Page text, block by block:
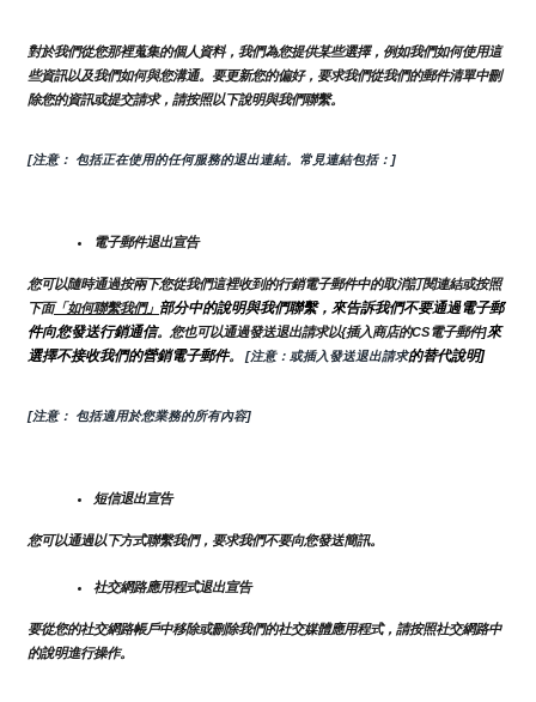
對於我們從您那裡蒐集的個人資料，我們為您提供某些選擇，例如我們如何使用這
些資訊以及我們如何與您溝通。要更新您的偏好，要求我們從我們的郵件清單中刪
除您的資訊或提交請求，請按照以下說明與我們聯繫。
[注意： 包括正在使用的任何服務的退出連結。常見連結包括：]
電子郵件退出宣告
您可以隨時通過按兩下您從我們這裡收到的行銷電子郵件中的取消訂閱連結或按照
下面「如何聯繫我們」 部分中的說明與我們聯繫，來告訴我們不要通過電子郵
件向您發送行銷通信。您也可以通過發送退出請求以{插入商店的CS電子郵件]來
選擇不接收我們的營銷電子郵件。 [注意：或插入發送退出請求的替代說明]
[注意： 包括適用於您業務的所有內容]
短信退出宣告
您可以通過以下方式聯繫我們，要求我們不要向您發送簡訊。
社交網路應用程式退出宣告
要從您的社交網路帳戶中移除或刪除我們的社交媒體應用程式，請按照社交網路中
的說明進行操作。